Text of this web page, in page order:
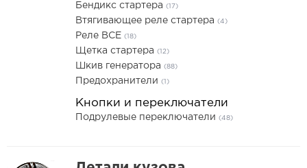
Бендикс стартера (17)
Втягивающее реле стартера (4)
Реле ВСЕ (18)
Щетка стартера (12)
Шкив генератора (88)
Предохранители (1)
Кнопки и переключатели
Подрулевые переключатели (48)